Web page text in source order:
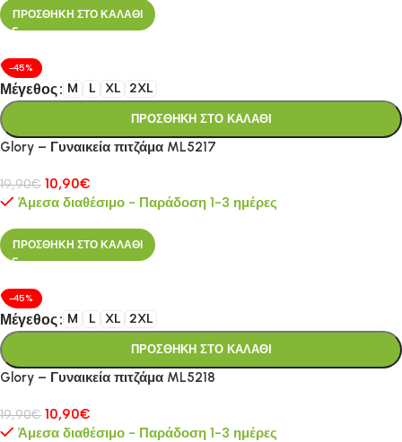
ΠΡΟΣΘΗΚΗ ΣΤΟ ΚΑΛΑΘΙ
-45%
Μέγεθος M L XL 2XL
ΠΡΟΣΘΗΚΗ ΣΤΟ ΚΑΛΑΘΙ
Glory – Γυναικεία πιτζάμα ML5217
19,90€ 10,90€
Άμεσα διαθέσιμο - Παράδοση 1-3 ημέρες
ΠΡΟΣΘΗΚΗ ΣΤΟ ΚΑΛΑΘΙ
-45%
Μέγεθος M L XL 2XL
ΠΡΟΣΘΗΚΗ ΣΤΟ ΚΑΛΑΘΙ
Glory – Γυναικεία πιτζάμα ML5218
19,90€ 10,90€
Άμεσα διαθέσιμο - Παράδοση 1-3 ημέρες